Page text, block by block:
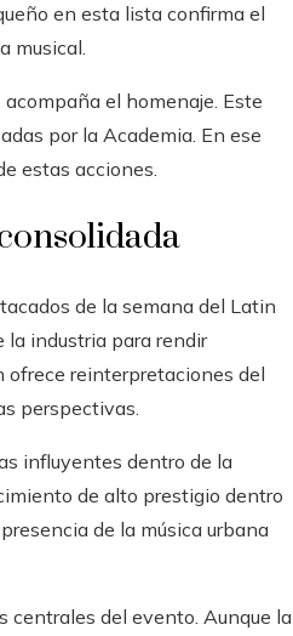
en esta lista confirma el
musical.
el homenaje. Este
por la Academia. En ese
estas acciones.
de la semana del Latin
la industria para rendir
ofrece reinterpretaciones del
perspectivas.
influyentes dentro de la
de alto prestigio dentro
de la música urbana
centrales del evento. Aunque la